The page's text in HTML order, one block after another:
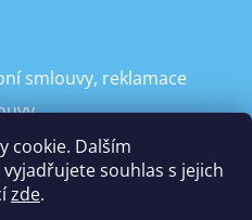
cookie. Dalším
souhlas s jejich
zde.
smlouvy, reklamace